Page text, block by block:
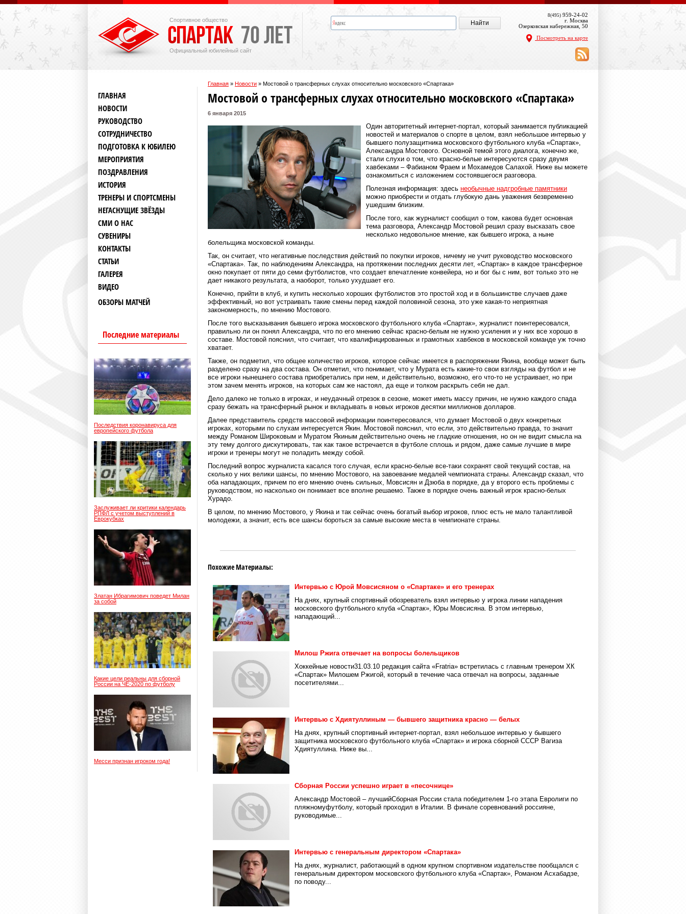
Спортивное общество
Официальный юбилейный сайт
8(495) 959-24-02
г. Москва
Озерковская набережная, 50
Посмотреть на карте
Главная » Новости » Мостовой о трансферных слухах относительно московского «Спартака»
ГЛАВНАЯ
НОВОСТИ
РУКОВОДСТВО
СОТРУДНИЧЕСТВО
ПОДГОТОВКА К ЮБИЛЕЮ
МЕРОПРИЯТИЯ
ПОЗДРАВЛЕНИЯ
ИСТОРИЯ
ТРЕНЕРЫ И СПОРТСМЕНЫ
НЕГАСНУЩИЕ ЗВЁЗДЫ
СМИ О НАС
СУВЕНИРЫ
КОНТАКТЫ
СТАТЬИ
ГАЛЕРЕЯ
ВИДЕО
ОБЗОРЫ МАТЧЕЙ
Последние материалы
Последствия коронавируса для
европейского футбола
Заслуживает ли критики календарь
РПФЛ с учетом выступлений в
Еврокубках
Златан Ибрагимович поведет Милан
за собой
Какие цели реальны для сборной
России на ЧЕ-2020 по футболу
Месси признан игроком года!
Мостовой о трансферных слухах относительно московского «Спартака»
6 января 2015
Один авторитетный интернет-портал, который занимается публикацией
новостей и материалов о спорте в целом, взял небольшое интервью у
бывшего полузащитника московского футбольного клуба «Спартак»,
Александра Мостового. Основной темой этого диалога, конечно же,
стали слухи о том, что красно-белые интересуются сразу двумя
хавбеками – Фабианом Фраем и Мохамедов Салахой. Ниже вы можете
ознакомиться с изложением состоявшегося разговора.
Полезная информация: здесь необычные надгробные памятники
можно приобрести и отдать глубокую дань уважения безвременно
ушедшим близким.
После того, как журналист сообщил о том, какова будет основная
тема разговора, Александр Мостовой решил сразу высказать свое
несколько недовольное мнение, как бывшего игрока, а ныне
болельщика московской команды.
Так, он считает, что негативные последствия действий по покупки игроков, ничему не учит руководство московского
«Спартака». Так, по наблюдениям Александра, на протяжении последних десяти лет, «Спартак» в каждое трансферное
окно покупает от пяти до семи футболистов, что создает впечатление конвейера, но и бог бы с ним, вот только это не
дает никакого результата, а наоборот, только ухудшает его.
Конечно, прийти в клуб, и купить несколько хороших футболистов это простой ход и в большинстве случаев даже
эффективный, но вот устраивать такие смены перед каждой половиной сезона, это уже какая-то неприятная
закономерность, по мнению Мостового.
После того высказывания бывшего игрока московского футбольного клуба «Спартак», журналист поинтересовался,
правильно ли он понял Александра, что по его мнению сейчас красно-белым не нужно усиления и у них все хорошо в
составе. Мостовой пояснил, что считает, что квалифицированных и грамотных хавбеков в московской команде уж точно
хватает.
Также, он подметил, что общее количество игроков, которое сейчас имеется в распоряжении Якина, вообще может быть
разделено сразу на два состава. Он отметил, что понимает, что у Мурата есть какие-то свои взгляды на футбол и не
все игроки нынешнего состава приобретались при нем, и действительно, возможно, его что-то не устраивает, но при
этом зачем менять игроков, на которых сам же настоял, да еще и толком раскрыть себя не дал.
Дело далеко не только в игроках, и неудачный отрезок в сезоне, может иметь массу причин, не нужно каждого спада
сразу бежать на трансферный рынок и вкладывать в новых игроков десятки миллионов долларов.
Далее представитель средств массовой информации поинтересовался, что думает Мостовой о двух конкретных
игроках, которыми по слухам интересуется Якин. Мостовой пояснил, что если, это действительно правда, то значит
между Романом Широковым и Муратом Якиным действительно очень не гладкие отношения, но он не видит смысла на
эту тему долгого дискутировать, так как такое встречается в футболе сплошь и рядом, даже самые лучшие в мире
игроки и тренеры могут не поладить между собой.
Последний вопрос журналиста касался того случая, если красно-белые все-таки сохранят свой текущий состав, на
сколько у них велики шансы, по мнению Мостового, на завоевание медалей чемпионата страны. Александр сказал, что
оба нападающих, причем по его мнению очень сильных, Мовсисян и Дзюба в порядке, да у второго есть проблемы с
руководством, но насколько он понимает все вполне решаемо. Также в порядке очень важный игрок красно-белых
Хурадо.
В целом, по мнению Мостового, у Якина и так сейчас очень богатый выбор игроков, плюс есть не мало талантливой
молодежи, а значит, есть все шансы бороться за самые высокие места в чемпионате страны.
Похожие Материалы:
Интервью с Юрой Мовсисяном о «Спартаке» и его тренерах
На днях, крупный спортивный обозреватель взял интервью у игрока линии нападения
московского футбольного клуба «Спартак», Юры Мовсисяна. В этом интервью,
нападающий...
Милош Ржига отвечает на вопросы болельщиков
Хоккейные новости31.03.10 редакция сайта «Fratria» встретилась с главным тренером ХК
«Спартак» Милошем Ржигой, который в течение часа отвечал на вопросы, заданные
посетителями...
Интервью с Хдиятуллиным — бывшего защитника красно — белых
На днях, крупный спортивный интернет-портал, взял небольшое интервью у бывшего
защитника московского футбольного клуба «Спартак» и игрока сборной СССР Вагиза
Хдиятуллина. Ниже вы...
Сборная России успешно играет в «песочнице»
Александр Мостовой – лучшийСборная России стала победителем 1-го этапа Евролиги по
пляжномуфутболу, который проходил в Италии. В финале соревнований россияне,
руководимые...
Интервью с генеральным директором «Спартака»
На днях, журналист, работающий в одном крупном спортивном издательстве пообщался с
генеральным директором московского футбольного клуба «Спартак», Романом Асхабадзе,
по поводу...